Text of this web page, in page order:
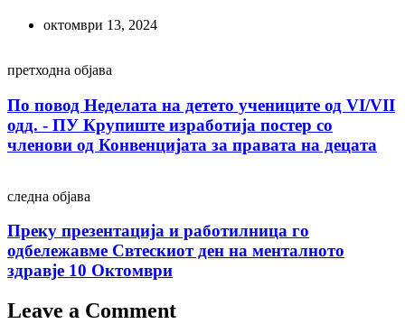
октомври 13, 2024
Post
navigation
претходна објава
По повод Неделата на детето учениците од VI/VII
одд. - ПУ Крупиште изработија постер со
членови од Конвенцијата за правата на децата
следна објава
Преку презентација и работилница го
одбележавме Свтескиот ден на менталното
здравје 10 Октомври
Leave a Comment